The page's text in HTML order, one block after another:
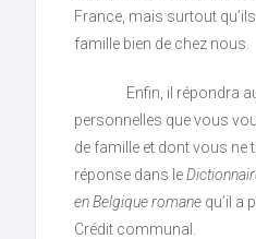
France, mais surtout
famille bien de chez nous.
Enfin, il répondra
personnelles que vous
de famille et dont vous ne
réponse dans le
en Belgique romane qu’il a
Crédit communal.